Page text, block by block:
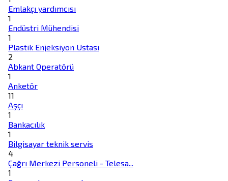
Emlakçı yardımcısı
1
Endüstri Mühendisi
1
Plastik Enjeksiyon Ustası
2
Abkant Operatörü
1
Anketör
11
Aşçı
1
Bankacılık
1
Bilgisayar teknik servis
4
Çağrı Merkezi Personeli - Telesa...
1